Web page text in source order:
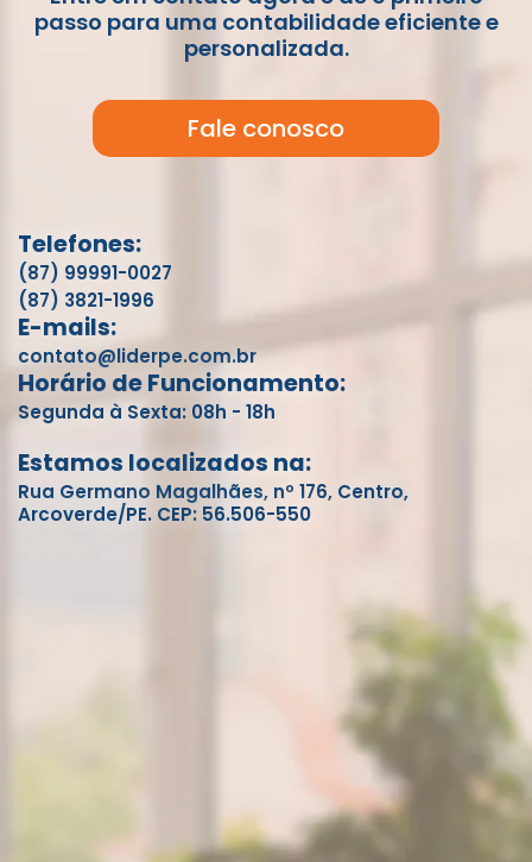
passo para uma contabilidade eficiente e
personalizada.
Fale conosco
Telefones:
(87) 99991-0027
(87) 3821-1996
E-mails:
contato@liderpe.com.br
Horário de Funcionamento:
Segunda à Sexta: 08h - 18h
Estamos localizados na:
Rua Germano Magalhães, nº 176, Centro,
Arcoverde/PE. CEP: 56.506-550